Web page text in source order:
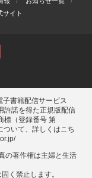
サイト
書籍配信サービス
許諾を得た正規版配信
標（登録番号 第
いて、詳しくはこち
の著作権は主婦と⽣活
く禁⽌します。